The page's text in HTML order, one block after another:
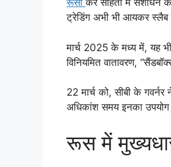
रूसीकर संहिता में संशोधन के
ट्रेडिंग अभी भी आयकर
मार्च 2025 के मध्य में, यह
विनियमित वातावरण,
22 मार्च को, सीबी के
अधिकांश समय इनका उपयोग
रूस में